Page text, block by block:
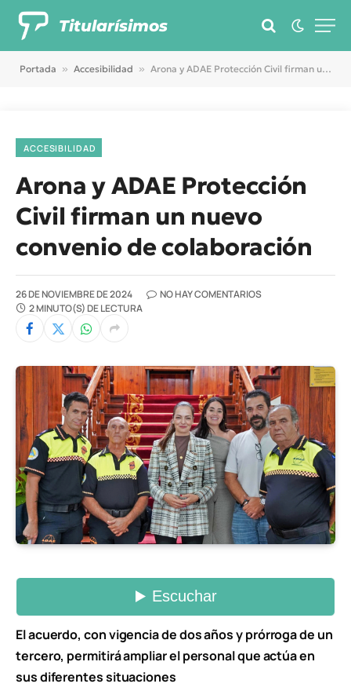
Titularísimos
Portada » Accesibilidad » Arona y ADAE Protección Civil firman un nuevo convenio de colaboración
ACCESIBILIDAD
Arona y ADAE Protección
Civil firman un nuevo
convenio de colaboración
26 DE NOVIEMBRE DE 2024
NO HAY COMENTARIOS
2 MINUTO(S) DE LECTURA
El acuerdo, con vigencia de dos años y prórroga de un
tercero, permitirá ampliar el personal que actúa en
sus diferentes situaciones